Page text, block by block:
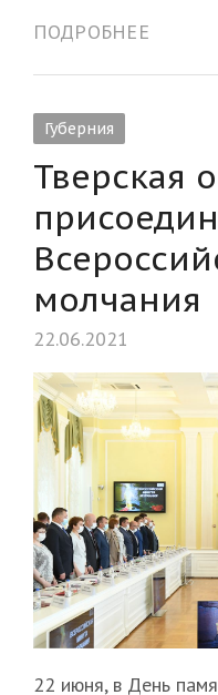
ПОДРОБНЕЕ
Губерния
Тверская
молчания
22.06.2021
22 июня, в День